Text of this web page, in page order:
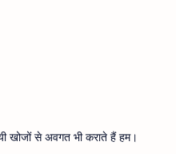
खोजों से अवगत भी कराते हैं हम।